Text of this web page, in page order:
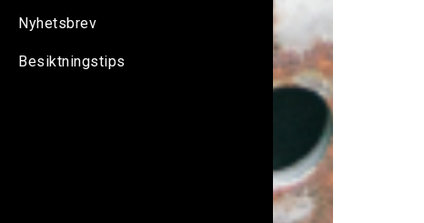
Nyhetsbrev
Besiktningstips